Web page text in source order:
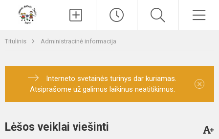
Titulinis Administracinė informacija
Interneto svetainės turinys dar kuriamas.
Atsiprašome už galimus laikinus neatitikimus.
×
Lėšos veiklai viešinti